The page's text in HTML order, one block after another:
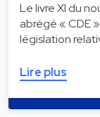
Le livre XI du
abrégé « CDE
législation
Lire plus